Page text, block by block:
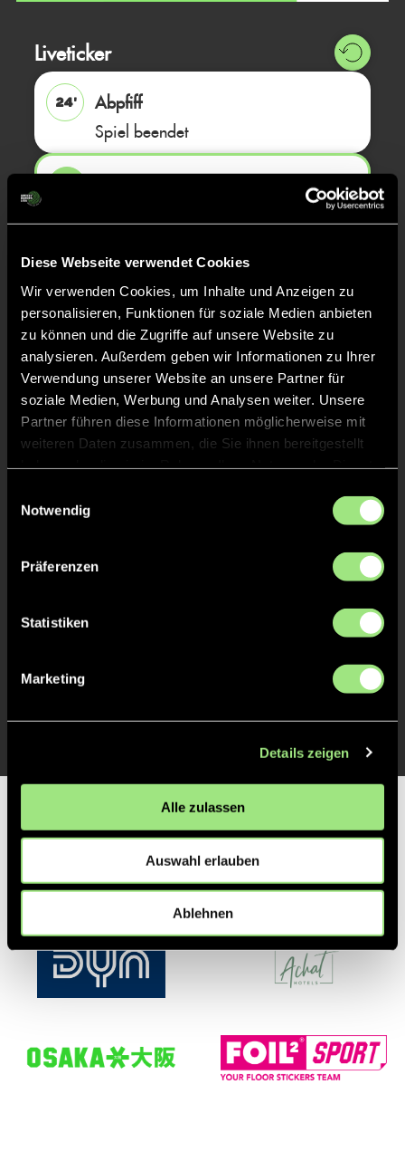
Diese Webseite verwendet Cookies
Wir verwenden Cookies, um Inhalte und Anzeigen zu
personalisieren, Funktionen für soziale Medien anbieten
zu können und die Zugriffe auf unsere Website zu
analysieren. Außerdem geben wir Informationen zu Ihrer
Verwendung unserer Website an unsere Partner für
soziale Medien, Werbung und Analysen weiter. Unsere
Partner führen diese Informationen möglicherweise mit
weiteren Daten zusammen, die Sie ihnen bereitgestellt
Notwendig
Präferenzen
Statistiken
Marketing
Details zeigen
Alle zulassen
Auswahl erlauben
Ablehnen
Liveticker
24'
Abpfiff
Spiel beendet
13' TOR 3:4, FELDTOR
13' TOR 3:3, FELDTOR
3' TOR 2:3, FELDTOR
2'
TOR 2:1, FELDTOR